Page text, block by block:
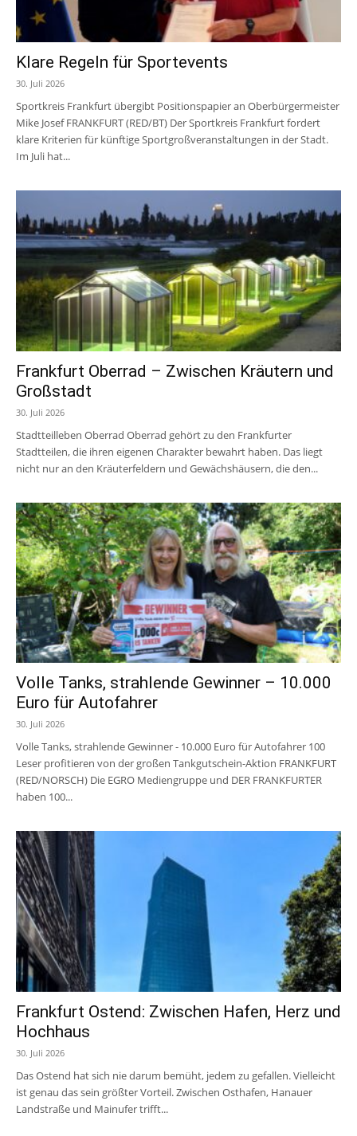
Klare Regeln für Sportevents
30. Juli 2026
Sportkreis Frankfurt übergibt Positionspapier an Oberbürgermeister
Mike Josef FRANKFURT (RED/BT) Der Sportkreis Frankfurt fordert
klare Kriterien für künftige Sportgroßveranstaltungen in der Stadt.
Im Juli hat...
Frankfurt Oberrad – Zwischen Kräutern und
Großstadt
30. Juli 2026
Stadtteilleben Oberrad Oberrad gehört zu den Frankfurter
Stadtteilen, die ihren eigenen Charakter bewahrt haben. Das liegt
nicht nur an den Kräuterfeldern und Gewächshäusern, die den...
Volle Tanks, strahlende Gewinner – 10.000
Euro für Autofahrer
30. Juli 2026
Volle Tanks, strahlende Gewinner - 10.000 Euro für Autofahrer 100
Leser profitieren von der großen Tankgutschein-Aktion FRANKFURT
(RED/NORSCH) Die EGRO Mediengruppe und DER FRANKFURTER
haben 100...
Frankfurt Ostend: Zwischen Hafen, Herz und
Hochhaus
30. Juli 2026
Das Ostend hat sich nie darum bemüht, jedem zu gefallen. Vielleicht
ist genau das sein größter Vorteil. Zwischen Osthafen, Hanauer
Landstraße und Mainufer trifft...